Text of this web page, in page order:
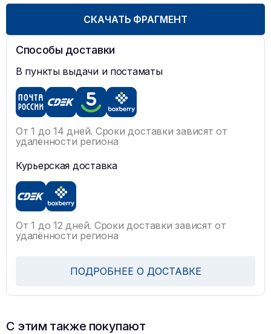
СКАЧАТЬ ФРАГМЕНТ
Способы доставки
В пункты выдачи и постаматы
От 1 до 14 дней. Сроки доставки зависят от
удалённости региона
Курьерская доставка
От 1 до 12 дней. Сроки доставки зависят от
удалённости региона
ПОДРОБНЕЕ О ДОСТАВКЕ
С этим также покупают